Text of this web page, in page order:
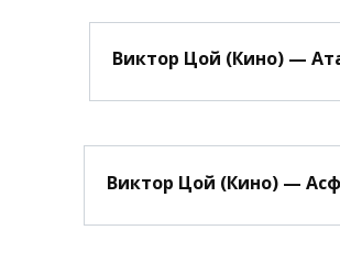
Виктор Цой (Кино) —
Виктор Цой (Кино) —